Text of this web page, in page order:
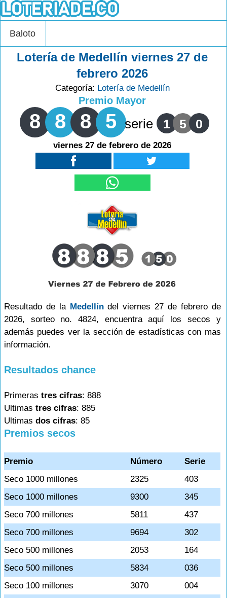
Baloto
Lotería de Medellín viernes 27 de
febrero 2026
Categoría: Lotería de Medellín
Premio Mayor
8 8 8 5 serie 1 5 0
viernes 27 de febrero de 2026
Resultado de la Medellíndel viernes 27 de febrero de
2026, sorteo no. 4824, encuentra aquí los secos y
además puedes ver la sección de estadísticas con mas
información.
Resultados chance
Primeras tres cifras: 888
Ultimas tres cifras: 885
Ultimas dos cifras: 85
Premios secos
Premio Número
Serie
Seco 1000 millones
2325
403
Seco 1000 millones
9300
345
Seco 700 millones
5811
437
Seco 700 millones
9694
302
Seco 500 millones
2053
164
Seco 500 millones
5834
036
Seco 100 millones
3070
004